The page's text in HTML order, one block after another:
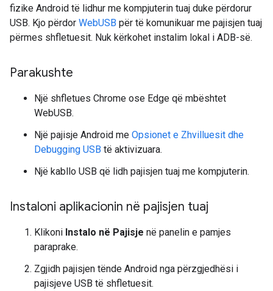
fizike Android të lidhur me kompjuterin tuaj duke përdorur
USB. Kjo përdor WebUSB për të komunikuar me pajisjen tuaj
përmes shfletuesit. Nuk kërkohet instalim lokal i ADB-së.
Parakushte
Një shfletues Chrome ose Edge që mbështet
WebUSB.
Një pajisje Android me Opsionet e Zhvilluesit dhe
Debugging USB të aktivizuara.
Një kabllo USB që lidh pajisjen tuaj me kompjuterin.
Instaloni aplikacionin në pajisjen tuaj
Klikoni Instalo në Pajisje në panelin e pamjes
paraprake.
Zgjidh pajisjen tënde Android nga përzgjedhësi i
pajisjeve USB të shfletuesit.